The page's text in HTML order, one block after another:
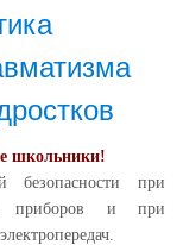
школьники!
безопасности при
приборов и при